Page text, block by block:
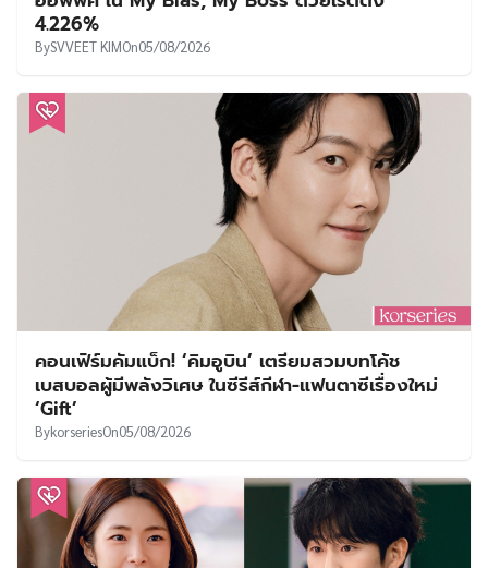
4.226%
BySVVEET KIMOn05/08/2026
คอนเฟิร์มคัมแบ็ก! ‘คิมอูบิน’ เตรียมสวมบทโค้ช
เบสบอลผู้มีพลังวิเศษ ในซีรีส์กีฬา-แฟนตาซีเรื่องใหม่
‘Gift’
BykorseriesOn05/08/2026